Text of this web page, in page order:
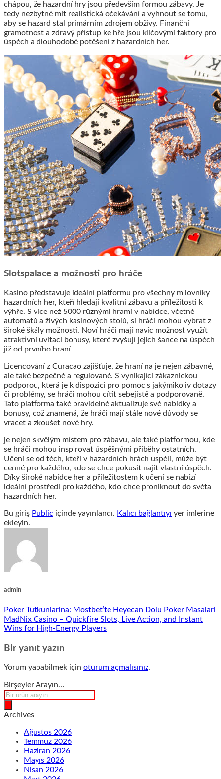
chápou, že hazardní hry jsou především formou zábavy. Je
tedy nezbytné mít realistická očekávání a vyhnout se tomu,
aby se hazard stal primárním zdrojem obživy. Finanční
gramotnost a zdravý přístup ke hře jsou klíčovými faktory pro
úspěch a dlouhodobé potěšení z hazardních her.
Slotspalace a možnosti pro hráče
Kasino představuje ideální platformu pro všechny milovníky
hazardních her, kteří hledají kvalitní zábavu a příležitosti k
výhře. S více než 5000 různými hrami v nabídce, včetně
automatů a živých kasinových stolů, si hráči mohou vybrat z
široké škály možností. Noví hráči mají navíc možnost využít
atraktivní uvítací bonusy, které zvyšují jejich šance na úspěch
již od prvního hraní.
Licencování z Curacao zajišťuje, že hraní na je nejen zábavné,
ale také bezpečné a regulované. S vynikající zákaznickou
podporou, která je k dispozici pro pomoc s jakýmikoliv dotazy
či problémy, se hráči mohou cítit sebejistě a podporovaně.
Tato platforma také pravidelně aktualizuje své nabídky a
bonusy, což znamená, že hráči mají stále nové důvody se
vracet a zkoušet nové hry.
je nejen skvělým místem pro zábavu, ale také platformou, kde
se hráči mohou inspirovat úspěšnými příběhy ostatních.
Učení se od těch, kteří v hazardních hrách uspěli, může být
cenné pro každého, kdo se chce pokusit najít vlastní úspěch.
Díky široké nabídce her a příležitostem k učení se nabízí
ideální prostředí pro každého, kdo chce proniknout do světa
hazardních her.
Bu giriş Public içinde yayınlandı. Kalıcı bağlantıyı yer imlerine
ekleyin.
admin
Poker Tutkunlarina: Mostbet’te Heyecan Dolu Poker Masalari
MadNix Casino – Quickfire Slots, Live Action, and Instant
Wins for High‑Energy Players
Bir yanıt yazın
Yorum yapabilmek için oturum açmalısınız.
Birşeyler Arayın…
Products
search
Archives
Ağustos 2026
Temmuz 2026
Haziran 2026
Mayıs 2026
Nisan 2026